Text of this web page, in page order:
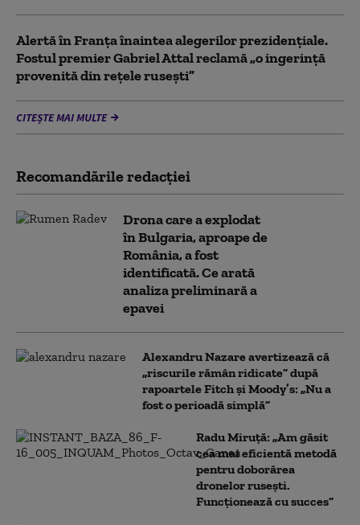
Alertă în Franța înaintea alegerilor prezidențiale.
Fostul premier Gabriel Attal reclamă „o ingerință
provenită din rețele rusești”
CITEȘTE MAI MULTE
Recomandările redacţiei
Drona care a explodat
în Bulgaria, aproape de
România, a fost
identificată. Ce arată
analiza preliminară a
epavei
Alexandru Nazare avertizează că
„riscurile rămân ridicate” după
rapoartele Fitch și Moody’s: „Nu a
fost o perioadă simplă”
Radu Miruță: „Am găsit
cea mai eficientă metodă
pentru doborârea
dronelor rusești.
Funcționează cu succes”